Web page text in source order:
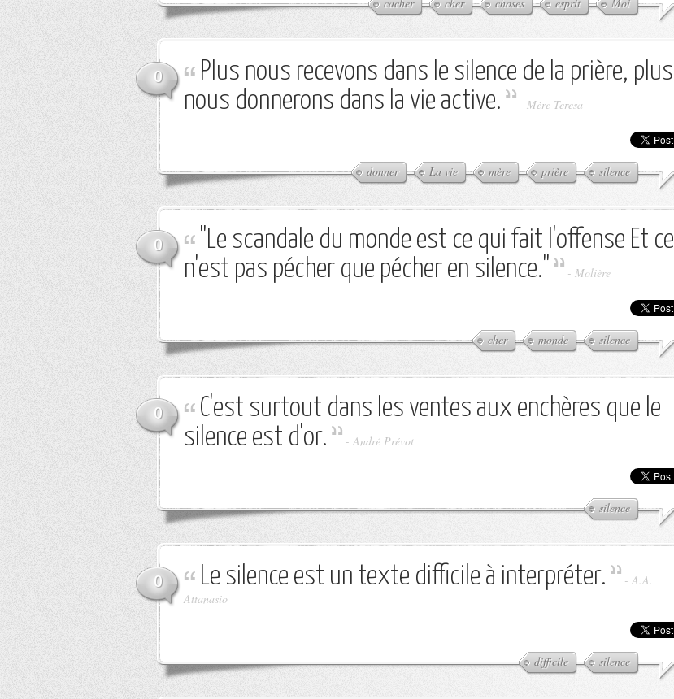
0
Plus nous recevons dans le silence de la prière, plus
nous donnerons dans la vie active.
- Mère Teresa
donner La vie mère prière silence
0
"Le scandale du monde est ce qui fait l'offense Et ce
n'est pas pécher que pécher en silence."
- Molière
cher monde silence
0
C'est surtout dans les ventes aux enchères que le
silence est d'or.
- André Prévot
silence
0 Le silence est un texte difficile à interpréter. - A.A.
Attanasio
difficile silence